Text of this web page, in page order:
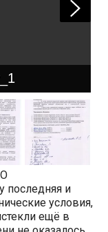
последняя и
условия,
ещё в